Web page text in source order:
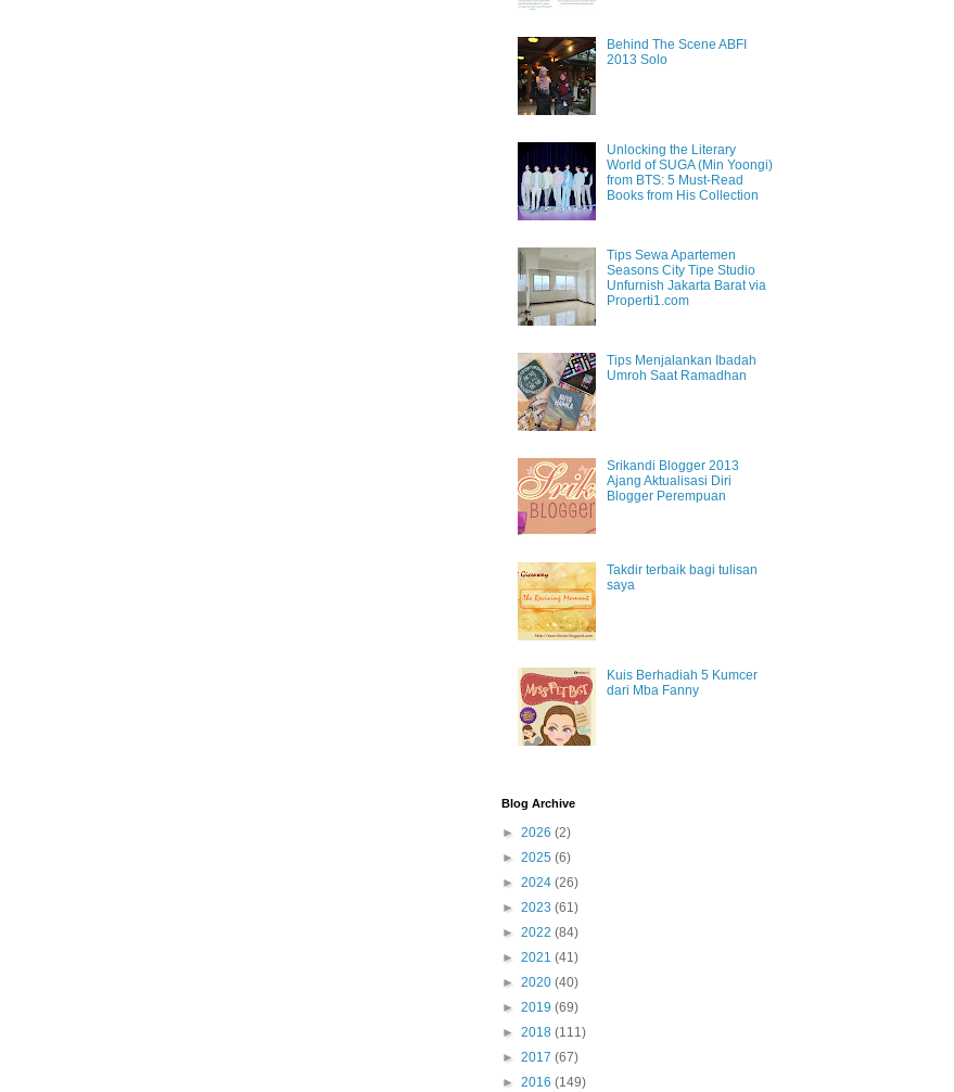
Behind The Scene ABFI
2013 Solo
Unlocking the Literary
World of SUGA (Min Yoongi)
from BTS: 5 Must-Read
Books from His Collection
Tips Sewa Apartemen
Seasons City Tipe Studio
Unfurnish Jakarta Barat via
Properti1.com
Tips Menjalankan Ibadah
Umroh Saat Ramadhan
Srikandi Blogger 2013
Ajang Aktualisasi Diri
Blogger Perempuan
Takdir terbaik bagi tulisan
saya
Kuis Berhadiah 5 Kumcer
dari Mba Fanny
Blog Archive
► 2026 (2)
► 2025 (6)
► 2024 (26)
► 2023 (61)
► 2022 (84)
► 2021 (41)
► 2020 (40)
► 2019 (69)
► 2018 (111)
► 2017 (67)
► 2016 (149)